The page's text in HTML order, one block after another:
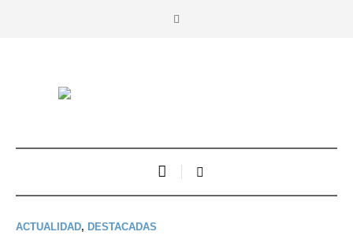
ACTUALIDAD, DESTACADAS